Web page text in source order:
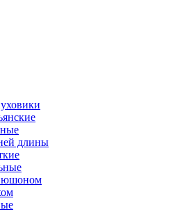
длины